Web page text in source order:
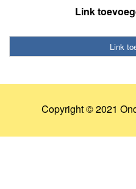
Link
Link
Copyright © 2021